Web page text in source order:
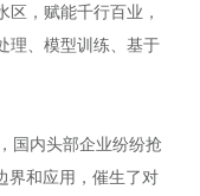
，赋能千行百业，
理、模型训练、基于
国内头部企业纷纷抢
界和应用，催生了对